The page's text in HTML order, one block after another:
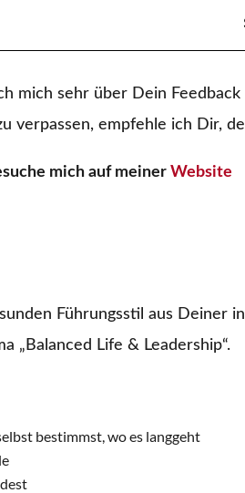
mich sehr über Dein
verpassen, empfehle ich Dir,
mich auf meiner Website
Führungsstil aus Deiner
„Balanced Life & Leadership“.
bestimmst, wo es langgeht